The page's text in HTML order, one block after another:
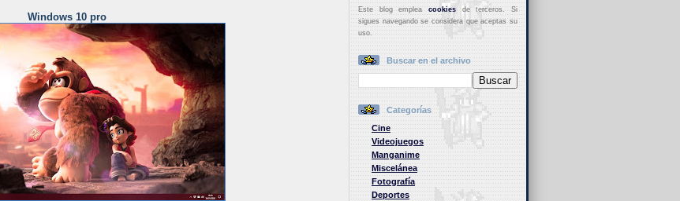
Windows 10 pro
Este blog empleacookies de terceros. Si
sigues navegando se considera que aceptas su
uso.
Buscar en el archivo
Categorías
Cine
Videojuegos
Manganime
Miscelánea
Fotografía
Deportes